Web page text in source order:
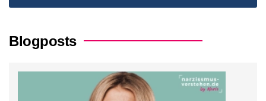
Blogposts